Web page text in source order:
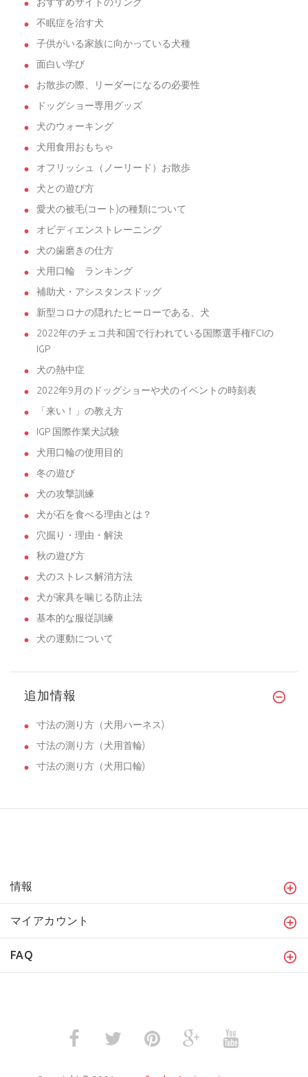
不眠症を治す犬
子供がいる家族に向かっている犬種
面白い学び
お散歩の際、リーダーになるの必要性
ドッグショー専用グッズ
犬のウォーキング
犬用食用おもちゃ
オフリッシュ（ノーリード）お散歩
犬との遊び方
愛犬の被毛(コート)の種類について
オビディエンストレーニング
犬の歯磨きの仕方
犬用口輪 ランキング
補助犬・アシスタンスドッグ
新型コロナの隠れたヒーローである、犬
2022年のチェコ共和国で行われている国際選手権FCIの
IGP
犬の熱中症
2022年9月のドッグショーや犬のイベントの時刻表
「来い！」の教え方
IGP 国際作業犬試験
犬用口輪の使用目的
冬の遊び
犬の攻撃訓練
犬が石を食べる理由とは？
穴掘り・理由・解決
秋の遊び方
犬のストレス解消方法
犬が家具を噛じる防止法
基本的な服従訓練
犬の運動について
追加情報
寸法の測り方（犬用ハーネス)
寸法の測り方（犬用首輪)
寸法の測り方（犬用口輪)
情報
マイアカウント
FAQ